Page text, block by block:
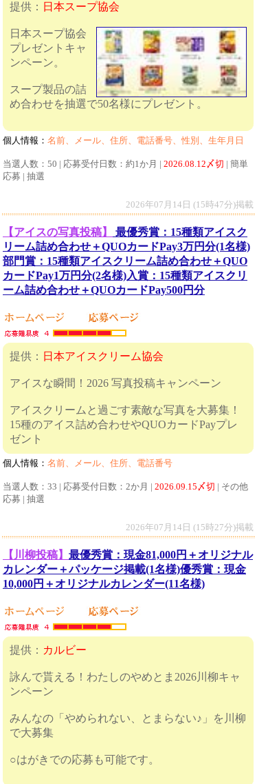
提供： 日本スープ協会
日本スープ協会
プレゼントキャ
ンペーン。
スープ製品の詰
め合わせを抽選で50名様にプレゼント。
個人情報： 名前、メール、住所、電話番号、性別、生年月日
当選人数：50 | 応募受付日数：約1か月 | 2026.08.12〆切 | 簡単
応募 | 抽選
2026年07月14日 (15時47分)掲載
【アイスの写真投稿】
最優秀賞：15種類アイスク
リーム詰め合わせ＋QUOカードPay3万円分(1名様)
部門賞：15種類アイスクリーム詰め合わせ＋QUO
カードPay1万円分(2名様)入賞：15種類アイスクリ
ーム詰め合わせ＋QUOカードPay500円分
提供： 日本アイスクリーム協会
アイスな瞬間！2026 写真投稿キャンペーン
アイスクリームと過ごす素敵な写真を大募集！
15種のアイス詰め合わせやQUOカードPayプレ
ゼント
個人情報： 名前、メール、住所、電話番号
当選人数：33 | 応募受付日数：2か月 | 2026.09.15〆切 | その他
応募 | 抽選
2026年07月14日 (15時27分)掲載
【川柳投稿】 最優秀賞：現金81,000円＋オリジナル
カレンダー＋パッケージ掲載(1名様)優秀賞：現金
10,000円＋オリジナルカレンダー(11名様)
提供： カルビー
詠んで貰える！わたしのやめとま2026川柳キャ
ンペーン
みんなの「やめられない、とまらない♪」を川柳
で大募集
○はがきでの応募も可能です。